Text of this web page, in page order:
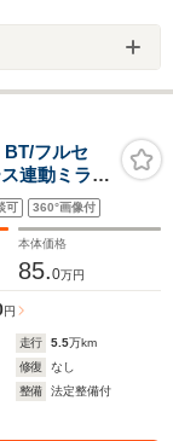
フルセ
連動ミラ
クルコ
ETC
可 360°画像付
本体価格
85.0万円
円
走行 5.5万km
修復
なし
整備
法定整備付